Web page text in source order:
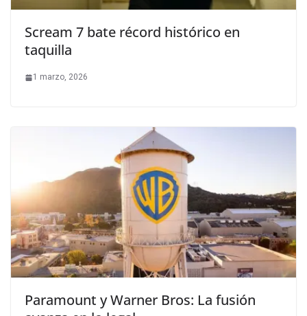
Scream 7 bate récord histórico en
taquilla
1 marzo, 2026
Paramount y Warner Bros: La fusión